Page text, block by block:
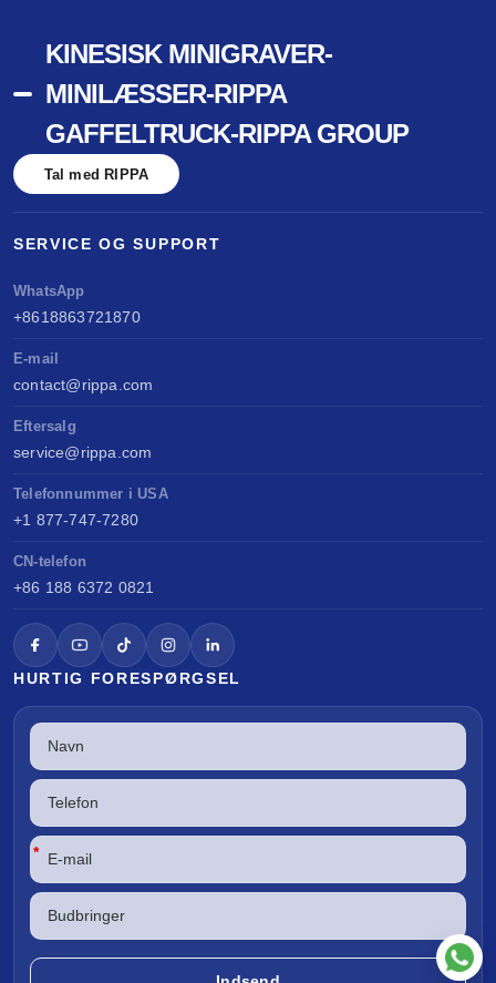
KINESISK MINIGRAVER-
MINILÆSSER-RIPPA
GAFFELTRUCK-RIPPA GROUP
Tal med RIPPA
SERVICE OG SUPPORT
WhatsApp
+8618863721870
E-mail
contact@rippa.com
Eftersalg
service@rippa.com
Telefonnummer i USA
+1 877-747-7280
CN-telefon
+86 188 6372 0821
HURTIG FORESPØRGSEL
*